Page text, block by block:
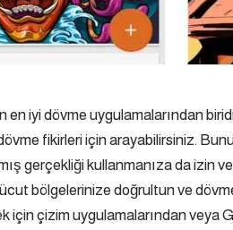
en iyi dövme uygulamalarından
fikirleri için arayabilirsiniz.
gerçekliği kullanmanıza da izin
bölgelerinize doğrultun ve
için çizim uygulamalarından veya